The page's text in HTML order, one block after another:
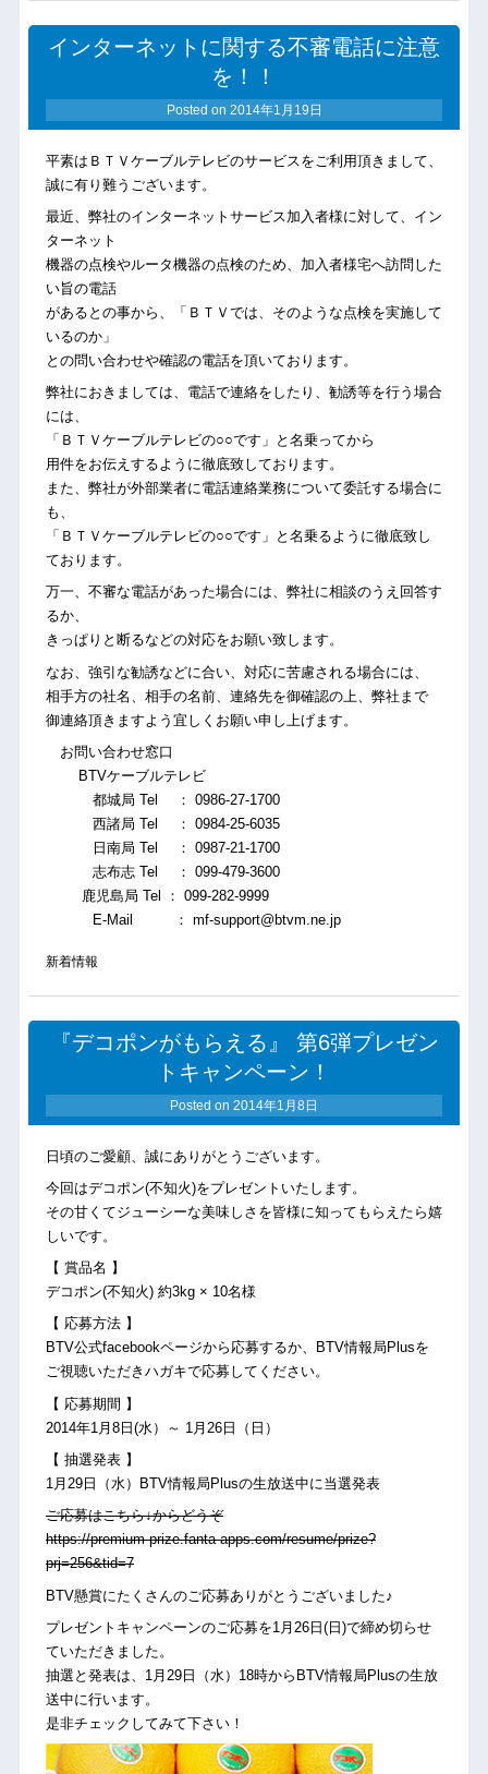
インターネットに関する不審電話に注意
を！！
Posted on 2014年1月19日
平素はＢＴＶケーブルテレビのサービスをご利用頂きまして、
誠に有り難うございます。
最近、弊社のインターネットサービス加入者様に対して、イン
ターネット
機器の点検やルータ機器の点検のため、加入者様宅へ訪問した
い旨の電話
があるとの事から、「ＢＴＶでは、そのような点検を実施して
いるのか」
との問い合わせや確認の電話を頂いております。
弊社におきましては、電話で連絡をしたり、勧誘等を行う場合
には、
「ＢＴＶケーブルテレビの○○です」と名乗ってから
用件をお伝えするように徹底致しております。
また、弊社が外部業者に電話連絡業務について委託する場合に
も、
「ＢＴＶケーブルテレビの○○です」と名乗るように徹底致し
ております。
万一、不審な電話があった場合には、弊社に相談のうえ回答す
るか、
きっぱりと断るなどの対応をお願い致します。
なお、強引な勧誘などに合い、対応に苦慮される場合には、
相手方の社名、相手の名前、連絡先を御確認の上、弊社まで
御連絡頂きますよう宜しくお願い申し上げます。
お問い合わせ窓口
BTVケーブルテレビ
都城局 Tel ： 0986-27-1700
西諸局 Tel ： 0984-25-6035
日南局 Tel ： 0987-21-1700
志布志 Tel ： 099-479-3600
鹿児島局 Tel ： 099-282-9999
E-Mail ： mf-support@btvm.ne.jp
新着情報
『デコポンがもらえる』 第6弾プレゼン
トキャンペーン！
Posted on 2014年1月8日
日頃のご愛顧、誠にありがとうございます。
今回はデコポン(不知火)をプレゼントいたします。
その甘くてジューシーな美味しさを皆様に知ってもらえたら嬉
しいです。
【 賞品名 】
デコポン(不知火) 約3kg × 10名様
【 応募方法 】
BTV公式facebookページから応募するか、BTV情報局Plusを
ご視聴いただきハガキで応募してください。
【 応募期間 】
2014年1月8日(水）～ 1月26日（日）
【 抽選発表 】
1月29日（水）BTV情報局Plusの生放送中に当選発表
ご応募はこちら↓からどうぞ
https://premium-prize.fanta-apps.com/resume/prize?
prj=256&tid=7
BTV懸賞にたくさんのご応募ありがとうございました♪
プレゼントキャンペーンのご応募を1月26日(日)で締め切らせ
ていただきました。
抽選と発表は、1月29日（水）18時からBTV情報局Plusの生放
送中に行います。
是非チェックしてみて下さい！